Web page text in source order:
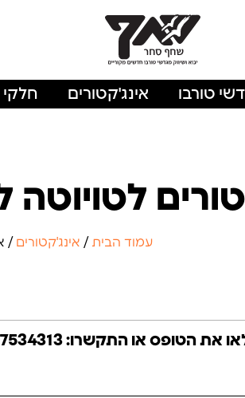
טורבו אינג'קטורים חלקי
לטויוטה לאנד
עמוד הבית / אינג'קטורים /
או התקשרו: 053-7534313